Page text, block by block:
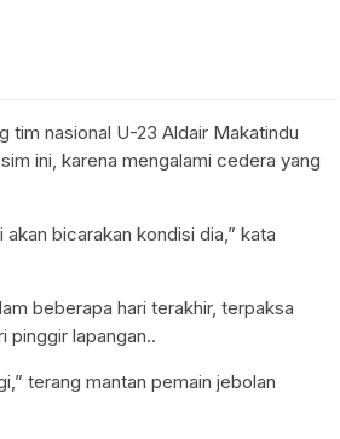
tim nasional U-23 Aldair Makatindu
ini, karena mengalami cedera yang
bicarakan kondisi dia,” kata
beberapa hari terakhir, terpaksa
pinggir lapangan..
terang mantan pemain jebolan